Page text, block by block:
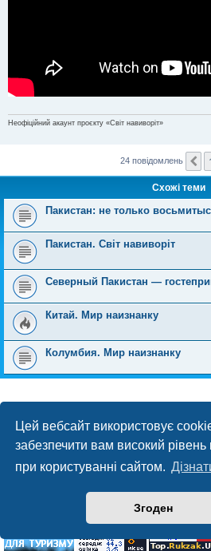
Цей вебсайт використовує
забезпечити вам високий
при користуванні сайтом.
Згоден
Неофіційний акаунт проєкту «Світ навиворіт»
24 повідомлень
Схожі теми
Пакистан: не только
Пакистан. Світ навиворіт
Северный Пакистан —
Китай. Мир наизнанку
Колумбия. Мир наизнанку
ХТО ЗАРАЗ ОНЛАЙН
Зараз переглядають цей форум:ClaudeBot [бот
Магазин спорядження Туристичний
Працює на phpBB® Forum
Конфіденційність